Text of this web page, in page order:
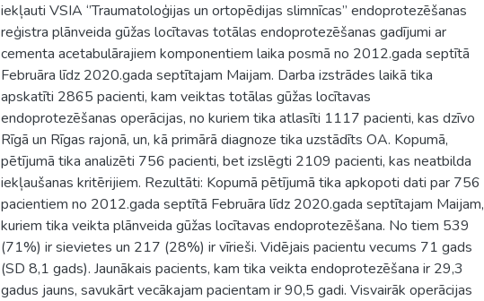
iekļauti VSIA ‘’Traumatoloģijas un ortopēdijas slimnīcas’’ endoprotezēšanas
reģistra plānveida gūžas locītavas totālas endoprotezēšanas gadījumi ar
cementa acetabulārajiem komponentiem laika posmā no 2012.gada septītā
Februāra līdz 2020.gada septītajam Maijam. Darba izstrādes laikā tika
apskatīti 2865 pacienti, kam veiktas totālas gūžas locītavas
endoprotezēšanas operācijas, no kuriem tika atlasīti 1117 pacienti, kas dzīvo
Rīgā un Rīgas rajonā, un, kā primārā diagnoze tika uzstādīts OA. Kopumā,
pētījumā tika analizēti 756 pacienti, bet izslēgti 2109 pacienti, kas neatbilda
iekļaušanas kritērijiem. Rezultāti: Kopumā pētījumā tika apkopoti dati par 756
pacientiem no 2012.gada septītā Februāra līdz 2020.gada septītajam Maijam,
kuriem tika veikta plānveida gūžas locītavas endoprotezēšana. No tiem 539
(71%) ir sievietes un 217 (28%) ir vīrieši. Vidējais pacientu vecums 71 gads
(SD 8,1 gads). Jaunākais pacients, kam tika veikta endoprotezēšana ir 29,3
gadus jauns, savukārt vecākajam pacientam ir 90,5 gadi. Visvairāk operācijas